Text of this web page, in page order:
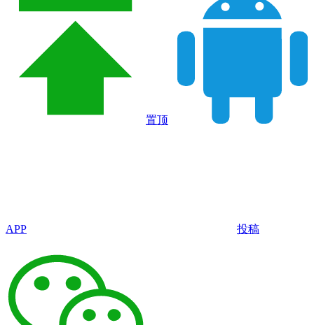
置顶
APP 投稿